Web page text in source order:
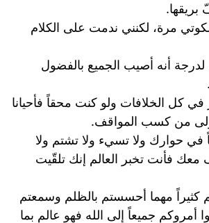
بريقها.
مرة، لكنني ندمت على الكلام
ﻟﺪﺭﺟﺔ ﺃنه ﺃﺻﻴﺐ ﺍﻟﺠﻤﻴﻊ بالفضول
في كل الخلافات ولو كنت محقاً فأحيانا
من كسب المواقف.
في حوارك ولا تسيء ولا تشتم ولا
فأنت تخبر العالم إنك تلقّيت
كثيراً مهما أحسستم بالظلم وسمعتم
أمروكم جميعاً إلى الله فهو عالم بما